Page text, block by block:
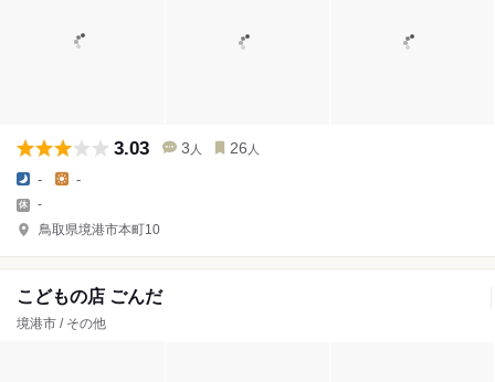
3.03 3 人 26 人
- -
-
鳥取県境港市本町10
こどもの店 ごんだ
境港市 / その他